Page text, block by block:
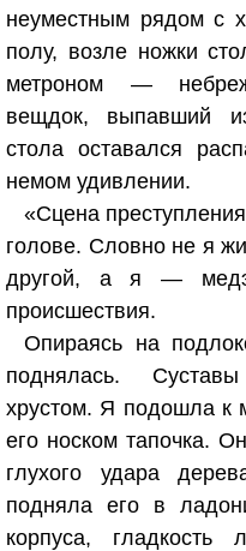
неуместным рядом с
полу, возле ножки
метроном —
вещдок, выпавший
стола оставался
немом удивлении.
«Сцена
голове. Словно не я
другой, а я —
происшествия.
Опираясь на
поднялась.
хрустом. Я подошла к
его носком тапочка.
глухого удара
подняла его в
корпуса, гладкость